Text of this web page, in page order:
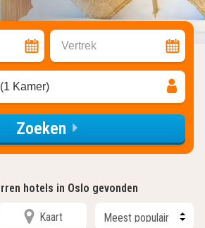
Vertrek
Kamer)
Zoeken
hotels in Oslo gevonden
Kaart